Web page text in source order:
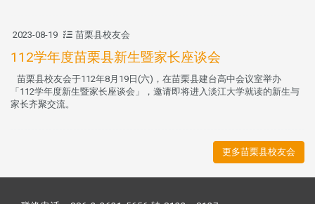
2023-08-19 苗栗县校友会
112学年度苗栗县新生暨家长座谈会
苗栗县校友会于112年8月19日(六)，在苗栗县建台高中会议室举办
「112学年度新生暨家长座谈会」，邀请即将进入淡江大学就读的新生与
家长齐聚交流。
更多苗栗县校友会